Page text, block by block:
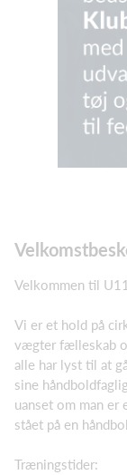
Velkommen til
Vi er et hold på
vægter fælleskab
alle har lyst til at
sine
uanset om man er
stået på en
Træningstider: